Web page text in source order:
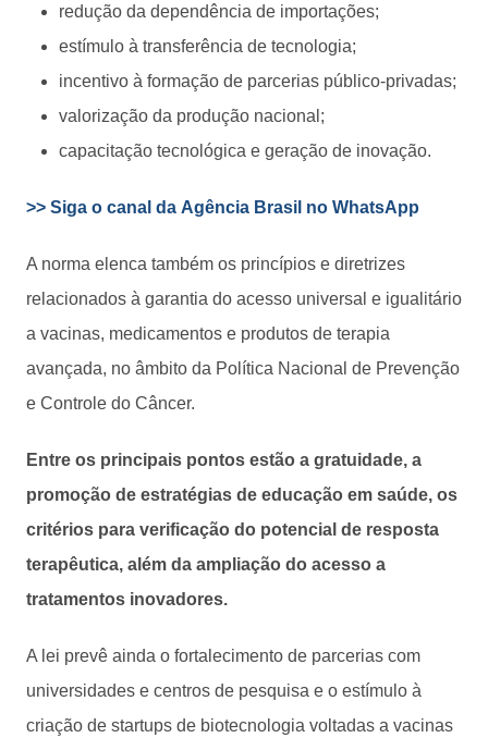
redução da dependência de importações;
estímulo à transferência de tecnologia;
incentivo à formação de parcerias público-privadas;
valorização da produção nacional;
capacitação tecnológica e geração de inovação.
>> Siga o canal da Agência Brasil no WhatsApp
A norma elenca também os princípios e diretrizes
relacionados à garantia do acesso universal e igualitário
a vacinas, medicamentos e produtos de terapia
avançada, no âmbito da Política Nacional de Prevenção
e Controle do Câncer.
Entre os principais pontos estão a gratuidade, a
promoção de estratégias de educação em saúde, os
critérios para verificação do potencial de resposta
terapêutica, além da ampliação do acesso a
tratamentos inovadores.
A lei prevê ainda o fortalecimento de parcerias com
universidades e centros de pesquisa e o estímulo à
criação de startups de biotecnologia voltadas a vacinas